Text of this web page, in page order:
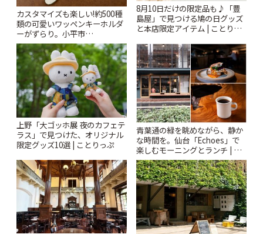
カスタマイズも楽しい!約500種
類の可愛いワッペンキーホルダ
ーがずらり。小平市
「Kimamaya T&K」 | ことりっ
ぷ
8月10日だけの限定品も♪「豊
島屋」で見つける鳩の日グッズ
と本店限定アイテム | ことりっ
上野「大ゴッホ展 夜のカフェテ
ラス」で見つけた、オリジナル
限定グッズ10選 | ことりっぷ
青葉通の緑を眺めながら、静か
な時間を。仙台「Echoes」で
楽しむモーニングとランチ | こ
とりっぷ